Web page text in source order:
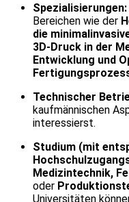
Spezialisierungen:
Bereichen wie der
die
3D-Druck in der
Entwicklung und
Technischer
kaufmännischen
interessierst.
Studium (mit
Medizintechnik,
oder
Universitäten